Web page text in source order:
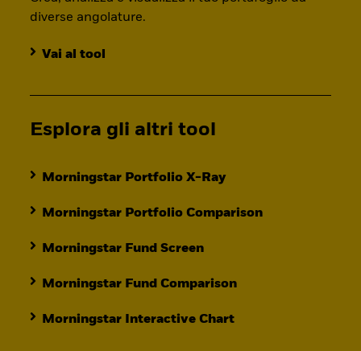
diverse angolature.
Vai al tool
Esplora gli altri tool
Morningstar Portfolio X-Ray
Morningstar Portfolio Comparison
Morningstar Fund Screen
Morningstar Fund Comparison
Morningstar Interactive Chart